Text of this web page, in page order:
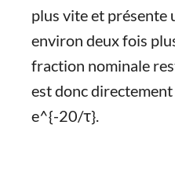
plus vite et présente
environ deux fois
fraction nominale
est donc
e^{-20/τ}.